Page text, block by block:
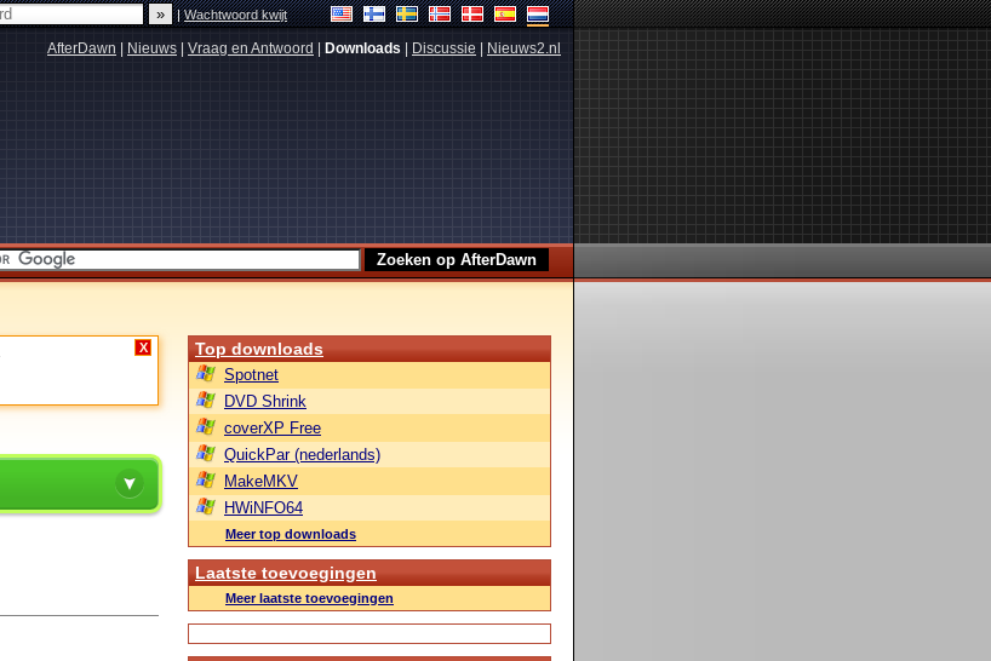
|Wachtwoord kwijt
AfterDawn Nieuws Vraag en Antwoord Downloads Discussie Nieuws2.nl
X Top downloads
Spotnet
DVD Shrink
coverXP Free
QuickPar (nederlands)
MakeMKV
HWiNFO64
Meer top downloads
Laatste toevoegingen
Meer laatste toevoegingen